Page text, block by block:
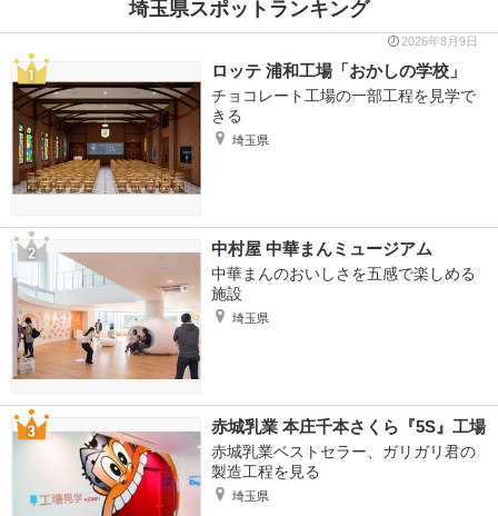
埼玉県スポットランキング
2026年8月9日
ロッテ 浦和工場「おかしの学校」
チョコレート工場の一部工程を見学で
きる
埼玉県
中村屋 中華まんミュージアム
中華まんのおいしさを五感で楽しめる
施設
埼玉県
赤城乳業 本庄千本さくら『5S』工場
赤城乳業ベストセラー、ガリガリ君の
製造工程を見る
埼玉県